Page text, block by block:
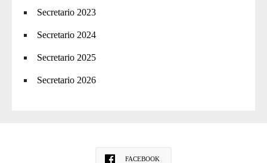
Secretario 2023
Secretario 2024
Secretario 2025
Secretario 2026
FACEBOOK